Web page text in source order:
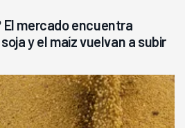
El mercado encuentra
y el maíz vuelvan a subir